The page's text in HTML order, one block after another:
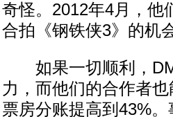
奇怪。2012年4月，他
合拍《钢铁侠3》的机
如果一切顺利，
力，而他们的合作者
票房分账提高到43%